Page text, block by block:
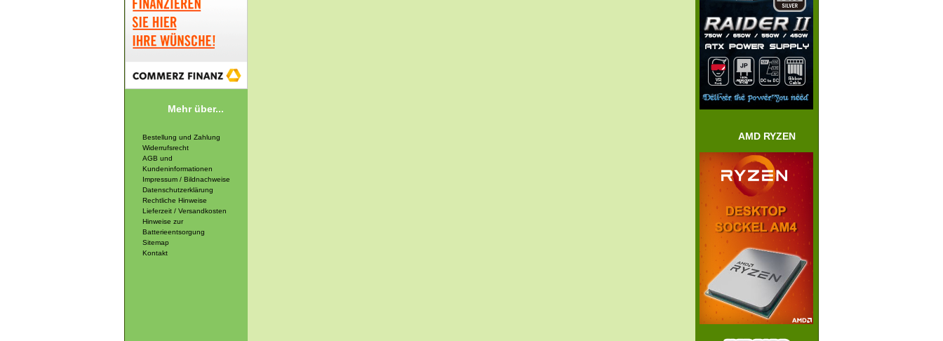
Mehr über...
Bestellung und Zahlung
Widerrufsrecht
AGB und
Kundeninformationen
Impressum / Bildnachweise
Datenschutzerklärung
Rechtliche Hinweise
Lieferzeit / Versandkosten
Hinweise zur
Batterieentsorgung
Sitemap
Kontakt
AMD RYZEN